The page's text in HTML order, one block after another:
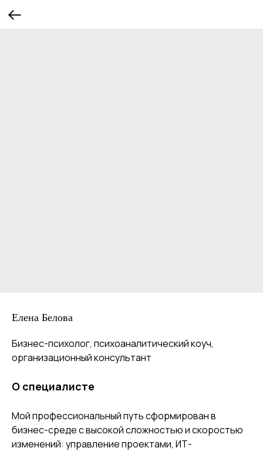
Елена Белова
Бизнес-психолог, психоаналитический коуч,
организационный консультант
О специалисте
Мой профессиональный путь сформирован в
бизнес-среде с высокой сложностью и скоростью
изменений: управление проектами, ИТ-